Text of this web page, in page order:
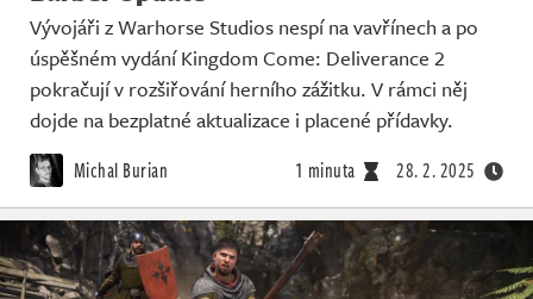
Vývojáři z Warhorse Studios nespí na vavřínech a po
úspěšném vydání Kingdom Come: Deliverance 2
pokračují v rozšiřování herního zážitku. V rámci něj
dojde na bezplatné aktualizace i placené přídavky.
Michal Burian 1 minuta 28. 2. 2025